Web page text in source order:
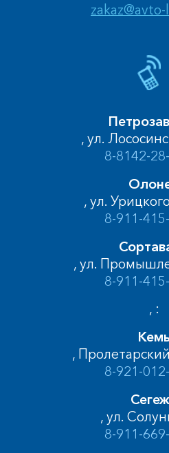
, ул.
8-8142-
, ул.
8-911-
, ул.
8-911-
, :
,
8-921-
, ул.
8-911-